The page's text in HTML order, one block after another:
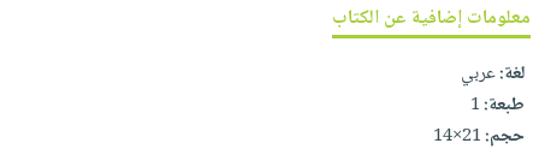
انشر
تواصل
معنا
معلومات إضافية عن الكتاب
لغة:عربي
طبعة:1
حجم:21×14